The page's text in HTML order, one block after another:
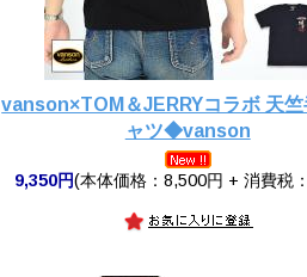
vanson×TOM＆JERRYコラボ 天
ャツ◆vanson
9,350円(本体価格：8,500円 + 消費税